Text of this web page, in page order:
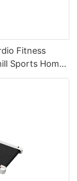
Fitness
Sports Home
Dolding